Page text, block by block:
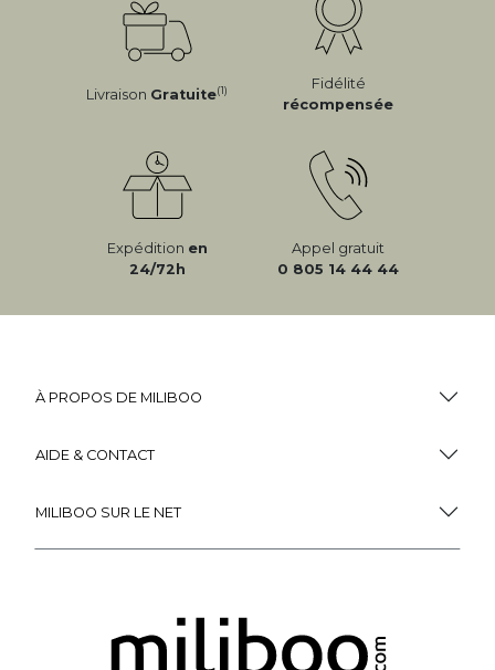
Livraison Gratuite(1)
Fidélité
récompensée
Expédition en
24/72h
Appel gratuit
0 805 14 44 44
À PROPOS DE MILIBOO
AIDE & CONTACT
MILIBOO SUR LE NET